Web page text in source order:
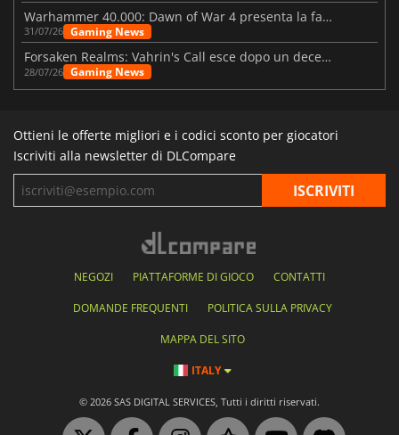
Warhammer 40.000: Dawn of War 4 presenta la fazione dei Necron
31/07/26 Gaming News
Forsaken Realms: Vahrin's Call esce dopo un decennio di sviluppo
28/07/26 Gaming News
Ottieni le offerte migliori e i codici sconto per giocatori
Iscriviti alla newsletter di DLCompare
NEGOZI PIATTAFORME DI GIOCO CONTATTI
DOMANDE FREQUENTI POLITICA SULLA PRIVACY
MAPPA DEL SITO
ITALY
© 2026 SAS DIGITAL SERVICES, Tutti i diritti riservati.